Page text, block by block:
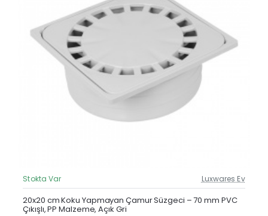
Güncel Fiyat
Yeni Ürün
Stokta Var Luxwares Ev
20x20 cm Koku Yapmayan Çamur Süzgeci – 70 mm PVC
Çıkışlı, PP Malzeme, Açık Gri